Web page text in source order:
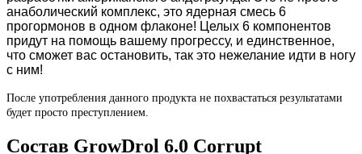
анаболический комплекс, это ядерная смесь 6
прогормонов в одном флаконе! Целых 6 компонентов
придут на помощь вашему прогрессу, и единственное,
что сможет вас остановить, так это нежелание идти в ногу
с ним!
После употребления данного продукта не похвастаться результатами
будет просто преступлением.
Состав GrowDrol 6.0 Corrupt